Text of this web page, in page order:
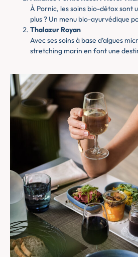
À Pornic, les soins bio-détox
plus ? Un menu bio-ayurvédique
Thalazur Royan
Avec ses soins à base d’algues
stretching marin en font une